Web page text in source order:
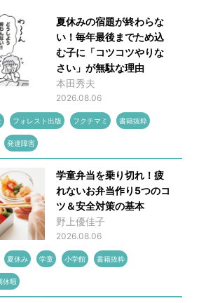
夏休みの宿題が終わらな
い！毎年最後までため込
む子に「コツコツやりな
さい」が無駄な理由
本田秀夫
2026.08.06
フォレスト出版 フクチマミ 書籍抜粋
発達障害
学童弁当を乗り切れ！疲
れないお弁当作り5つのコ
ツ＆安全対策の基本
野上優佳子
2026.08.06
夏休み 学童 小学館 書籍抜粋
休暇